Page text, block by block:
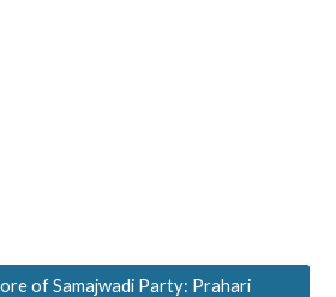
of Samajwadi Party: Prahari